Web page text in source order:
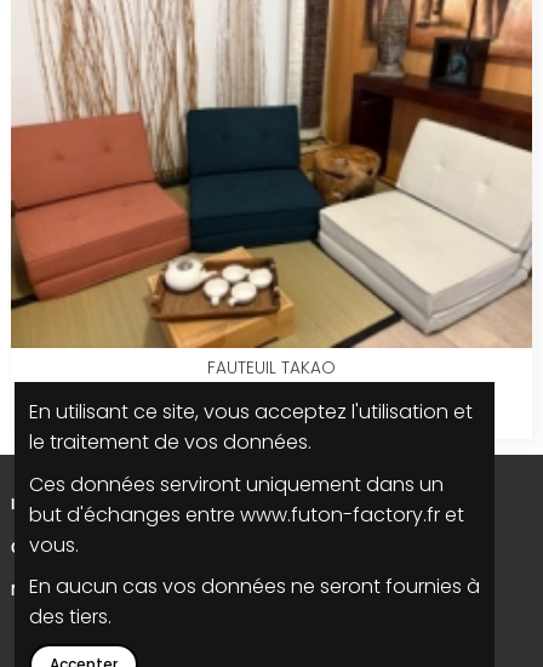
FAUTEUIL TAKAO
159,00 €
INFORMATIONS
CONTACTEZ NOUS
NOUS SUIVRE
En utilisant ce site, vous acceptez l'utilisation et
le traitement de vos données.
Ces données serviront uniquement dans un
but d'échanges entre www.futon-factory.fr et
vous.
En aucun cas vos données ne seront fournies à
des tiers.